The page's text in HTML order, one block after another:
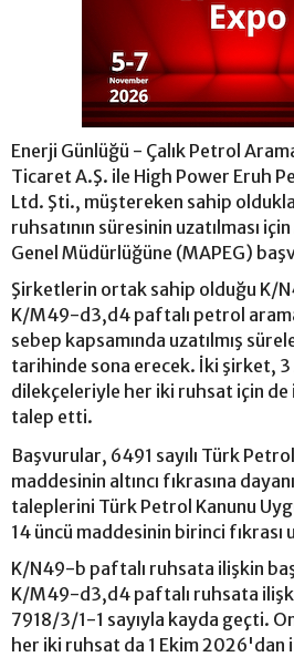
Enerji Günlüğü - Çalık Petrol
Ticaret A.Ş. ile High Power Eruh
Ltd. Şti., müştereken sahip
ruhsatının süresinin uzatılması
Genel Müdürlüğüne (MAPEG)
Şirketlerin ortak sahip olduğu K/
K/M49-d3,d4 paftalı petrol
sebep kapsamında uzatılmış
tarihinde sona erecek. İki şirket,
dilekçeleriyle her iki ruhsat için de
talep etti.
Başvurular, 6491 sayılı Türk
maddesinin altıncı fıkrasına
taleplerini Türk Petrol Kanunu
14 üncü maddesinin birinci fıkrası
K/N49-b paftalı ruhsata ilişkin
K/M49-d3,d4 paftalı ruhsata
7918/3/1-1 sayıyla kayda geçti.
her iki ruhsat da 1 Ekim 2026'dan